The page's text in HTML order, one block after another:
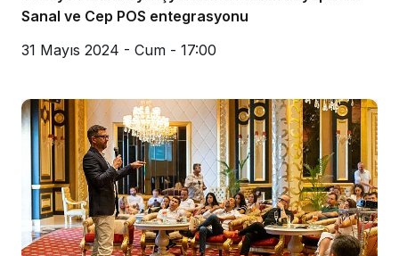
Sanal ve Cep POS entegrasyonu
31 Mayıs 2024 - Cum - 17:00